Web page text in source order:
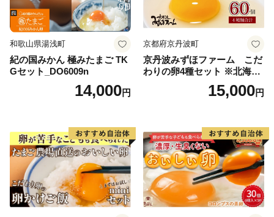
和歌山県湯浅町
紀の国みかん 極みたまご TK
Gセット_DO6009n
14,000円
京都府京丹波町
京丹波みずほファーム こだ
わりの卵4種セット ※北海
道・沖縄・その他離島は配送
15,000円